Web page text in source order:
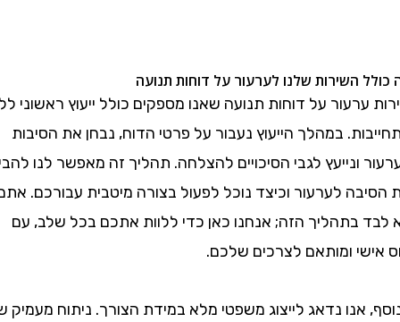
השירות שלנו לערעור על דוחות תנועה
על דוחות תנועה שאנו מספקים כולל ייעוץ ראשוני ללא
במהלך הייעוץ נעבור על פרטי הדוח, נבחן את הסיבות
ונייעץ לגבי הסיכויים להצלחה. תהליך זה מאפשר לנו להבין
לערעור וכיצד נוכל לפעול בצורה מיטבית עבורכם. אתם
בתהליך הזה; אנחנו כאן כדי ללוות אתכם בכל שלב, עם
ומותאם לצרכים שלכם.
אנו נדאג לייצוג משפטי מלא במידת הצורך. ניתוח מעמיק של